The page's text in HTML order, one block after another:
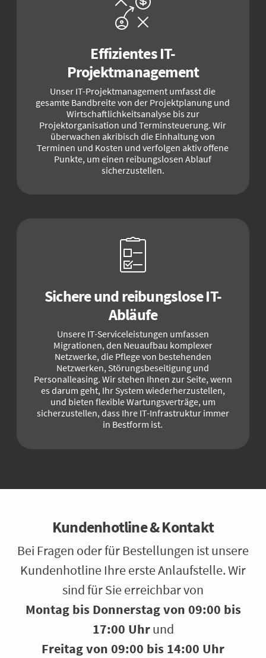
Effizientes IT-
Projektmanagement
Unser IT-Projektmanagement umfasst die
gesamte Bandbreite von der Projektplanung und
Wirtschaftlichkeitsanalyse bis zur
Projektorganisation und Terminsteuerung. Wir
überwachen akribisch die Einhaltung von
Terminen und Kosten und verfolgen aktiv offene
Punkte, um einen reibungslosen Ablauf
sicherzustellen.
Sichere und reibungslose IT-
Abläufe
Unsere IT-Serviceleistungen umfassen
Migrationen, den Neuaufbau komplexer
Netzwerke, die Pflege von bestehenden
Netzwerken, Störungsbeseitigung und
Personalleasing. Wir stehen Ihnen zur Seite, wenn
es darum geht, Ihr System wiederherzustellen,
und bieten flexible Wartungsverträge, um
sicherzustellen, dass Ihre IT-Infrastruktur immer
in Bestform ist.
Kundenhotline & Kontakt
Bei Fragen oder für Bestellungen ist unsere
Kundenhotline Ihre erste Anlaufstelle. Wir
sind für Sie erreichbar von
Montag bis Donnerstag von 09:00 bis
17:00 Uhrund
Freitag von 09:00 bis 14:00 Uhr